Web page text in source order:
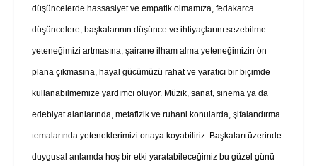
düşüncelerde hassasiyet ve empatik olmamıza, fedakarca
düşüncelere, başkalarının düşünce ve ihtiyaçlarını sezebilme
yeteneğimizi artmasına, şairane ilham alma yeteneğimizin ön
plana çıkmasına, hayal gücümüzü rahat ve yaratıcı bir biçimde
kullanabilmemize yardımcı oluyor. Müzik, sanat, sinema ya da
edebiyat alanlarında, metafizik ve ruhani konularda, şifalandırma
temalarında yeteneklerimizi ortaya koyabiliriz. Başkaları üzerinde
duygusal anlamda hoş bir etki yaratabileceğimiz bu güzel günü